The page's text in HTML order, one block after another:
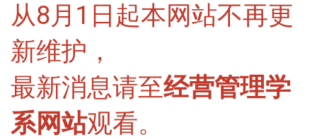
从8月1日起本网站不再更
新维护，
最新消息请至经营管理学
系网站观看。